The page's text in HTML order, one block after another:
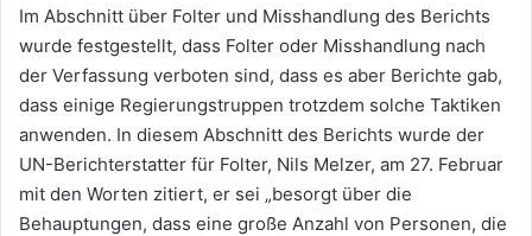
Im Abschnitt über Folter und Misshandlung des Berichts
wurde festgestellt, dass Folter oder Misshandlung nach
der Verfassung verboten sind, dass es aber Berichte gab,
dass einige Regierungstruppen trotzdem solche Taktiken
anwenden. In diesem Abschnitt des Berichts wurde der
UN-Berichterstatter für Folter, Nils Melzer, am 27. Februar
mit den Worten zitiert, er sei „besorgt über die
Behauptungen, dass eine große Anzahl von Personen, die